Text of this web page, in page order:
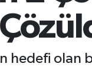
hedefi olan